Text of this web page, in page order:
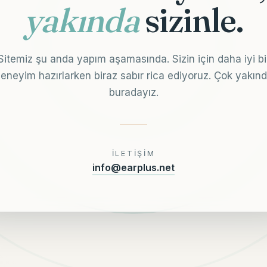
yakındasizinle.
şu anda yapım aşamasında. Sizin için daha iyi
hazırlarken biraz sabır rica ediyoruz. Çok
buradayız.
İLETIŞIM
info@earplus.net